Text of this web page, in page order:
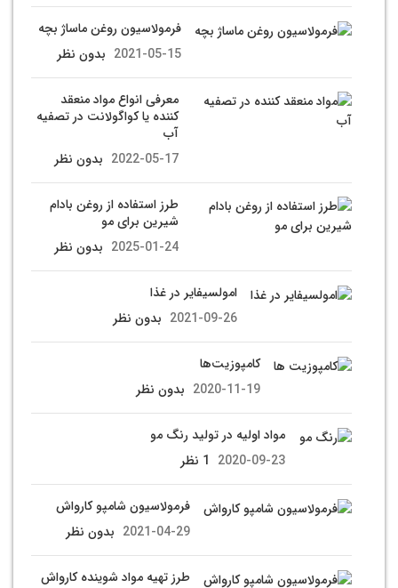
فرمولاسیون روغن ماساژ بچه
2021-05-15 بدون نظر
معرفی انواع مواد منعقد
کننده یا کواگولانت در تصفیه
آب
2022-05-17 بدون نظر
طرز استفاده از روغن بادام
شیرین برای مو
2025-01-24 بدون نظر
امولسیفایر در غذا
2021-09-26 بدون نظر
کامپوزیت‌ها
2020-11-19 بدون نظر
مواد اولیه در تولید رنگ مو
2020-09-23 1 نظر
فرمولاسیون شامپو کارواش
2021-04-29 بدون نظر
طرز تهیه مواد شوینده کارواش